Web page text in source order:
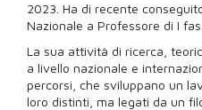
2023. Ha di recente
Nazionale a Professore di I
La sua attività di ricerca,
a livello nazionale e
percorsi, che sviluppano un
loro distinti, ma legati da un